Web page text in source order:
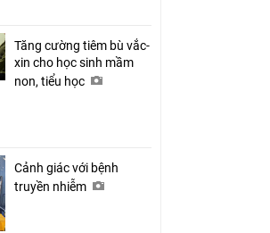
Tăng cường tiêm bù vắc-
xin cho học sinh mầm
non, tiểu học
Cảnh giác với bệnh
truyền nhiễm